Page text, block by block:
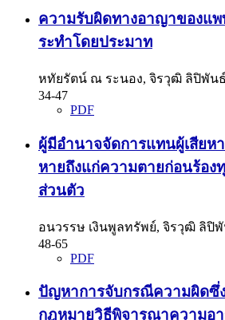
ความรับผิดทางอาญาของแ
ระทำโดยประมาท
หทัยรัตน์ ณ ระนอง, จิรวุฒิ ลิปิพันธ์
34-47
PDF
ผู้มีอำนาจจัดการแทนผู้เสียห
หายถึงแก่ความตายก่อนร้อง
ส่วนตัว
อนวรรษ เงินพูลทรัพย์, จิรวุฒิ ลิปิ
48-65
PDF
ปัญหาการจับกรณีความผิดซึ่
กฎหมายวิธีพิจารณาความอ